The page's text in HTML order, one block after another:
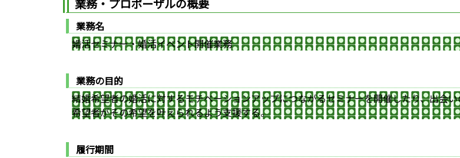
業務・プロポーザルの概要
業務名
婚活セミナー・婚活イベント開催業務
業務の目的
結婚希望者の婚活に対するモチベーションアップにつながるセミナーを開催したり、出会
希望者がその希望を叶えられるよう支援する。
履行期間